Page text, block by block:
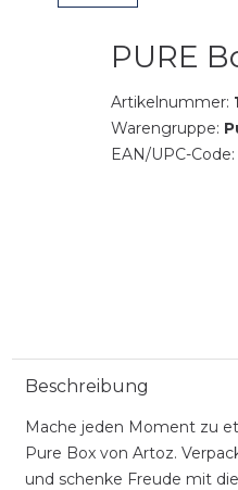
PURE
Artikelnummer:
Warengruppe:
EAN/UPC-Code:
Beschreibung
Mache jeden Moment zu
Pure Box von Artoz.
und schenke Freude mit